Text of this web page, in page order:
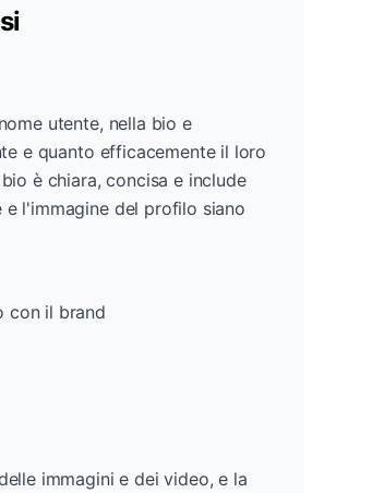
utente, nella bio e
e quanto efficacemente il loro
è chiara, concisa e include
l'immagine del profilo siano
con il brand
immagini e dei video, e la